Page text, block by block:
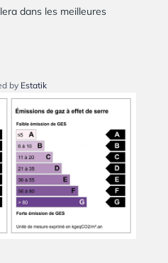
dans les meilleures
by Estatik